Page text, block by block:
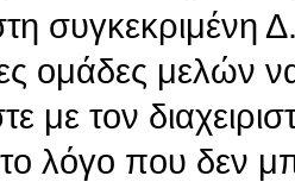
συγκεκριμένη
ομάδες μελών
με τον
το λόγο που δεν